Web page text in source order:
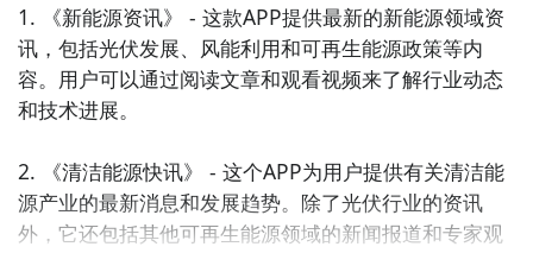
1. 《新能源资讯》 - 这款APP提供最新的新能源领域资
讯，包括光伏发展、风能利用和可再生能源政策等内
容。用户可以通过阅读文章和观看视频来了解行业动态
和技术进展。
2. 《清洁能源快讯》 - 这个APP为用户提供有关清洁能
源产业的最新消息和发展趋势。除了光伏行业的资讯
外，它还包括其他可再生能源领域的新闻报道和专家观